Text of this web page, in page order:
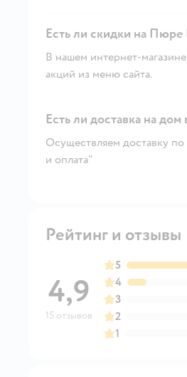
Есть ли скидки на Пюре
В нашем интернет-
акций из меню сайта.
Есть ли доставка на
Осуществляем доставку
и оплата"
Рейтинг и отзывы
4,9
15 отзывов
5
4
3
2
1